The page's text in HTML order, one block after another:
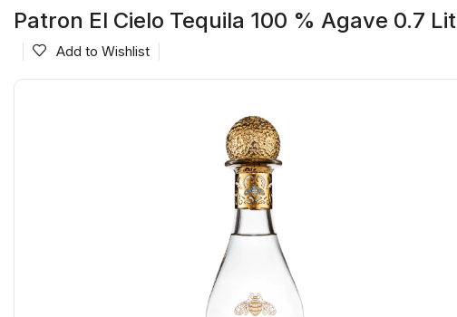
Patron El Cielo Tequila 100 % Agave 0.7 Lit
Add to Wishlist